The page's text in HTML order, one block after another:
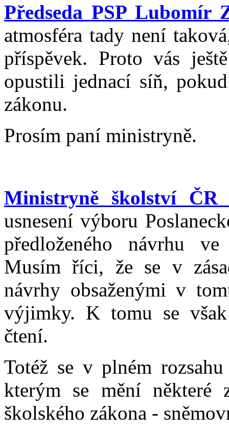
Předseda PSP Lubomír
atmosféra tady není
příspěvek. Proto vás
opustili jednací síň,
zákonu.
Prosím paní ministryně.
Ministryně školství ČR
usnesení výboru
předloženého návrhu
Musím říci, že se v
návrhy obsaženými v
výjimky. K tomu se
čtení.
Totéž se v plném
kterým se mění některé
školského zákona -